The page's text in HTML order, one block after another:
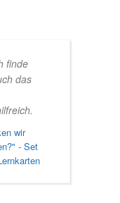
finde
das
wir
- Set